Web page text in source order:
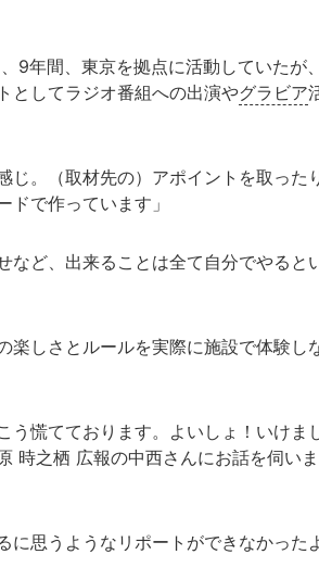
年間、東京を拠点に活動していたが
としてラジオ番組への出演やグラビア
じ。（取材先の）アポイントを取った
で作っています」
ど、出来ることは全て自分でやると
しさとルールを実際に施設で体験し
う慌てております。よいしょ！いけま
時之栖 広報の中西さんにお話を伺い
思うようなリポートができなかったよ